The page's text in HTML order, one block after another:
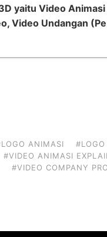
yaitu Video
Video Undangan
ANIMASI
#VIDEO ANIMASI
#VIDEO COMPANY